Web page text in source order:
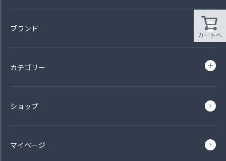
カートへ
ブランド
カテゴリー
ショップ
マイページ